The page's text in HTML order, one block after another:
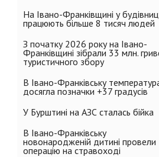
На Івано-Франківщині у
працюють більше 8 тисяч людей
З початку 2026 року на Івано-
Франківщині зібрали 33 млн.
туристичного збору
В Івано-Франківську
досягла позначки +37 градусів
У Бурштині на АЗС сталась бійка
В Івано-Франківську
новонародженій дитині провели
операцію на стравоході